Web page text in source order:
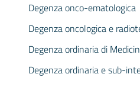
Degenza onco-ematologica
Degenza oncologica e
Degenza ordinaria di
Degenza ordinaria e sub-